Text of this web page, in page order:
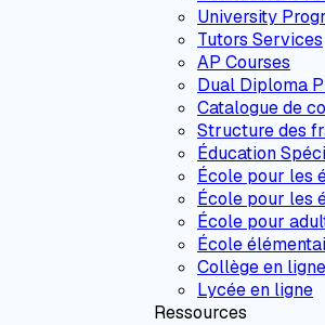
University
Tutors Services
AP Courses
Dual Diploma
Catalogue de
Structure des
Éducation
École pour les
École pour les
École pour
École
Collège en ligne
Lycée en ligne
Ressources